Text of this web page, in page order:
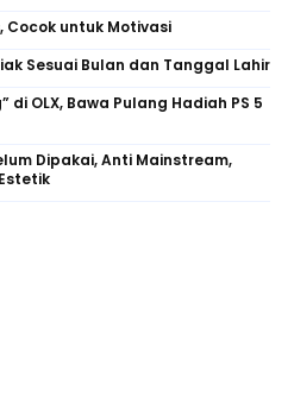
Cocok untuk Motivasi
Sesuai Bulan dan Tanggal Lahir
OLX, Bawa Pulang Hadiah PS 5
Dipakai, Anti Mainstream,